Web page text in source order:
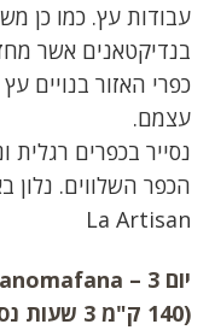
עבודות עץ. כמו כן
בנדיקטאנים אשר
כפרי האזור בנויים
עצמם.
נסייר בכפרים רגלית
הכפר השלווים. נלון
La Artisan
יום 3 – Ambositra → Ranomafana
(140 ק"מ 3 שעות נסיעה)